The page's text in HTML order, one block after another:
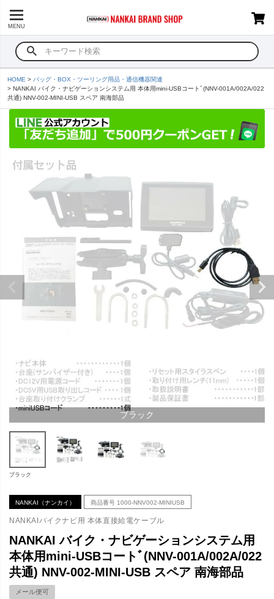
MENU
HOME
バッグ・BOX・ツーリング用品・通信機器関連
NANKAI バイク・ナビゲーションシステム用 本体用mini-USBコートﾞ(NNV-001A/002A/022
共通) NNV-002-MINI-USB スペア 南海部品
ブラック
ブラック
NANKAI（ナンカイ） 商品番号 1000-NNV002-MINIUSB
NANKAIバイクナビ用 本体直接給電ケーブル
NANKAI バイク・ナビゲーションシステム用
本体用mini-USBコートﾞ(NNV-001A/002A/022
共通) NNV-002-MINI-USB スペア 南海部品
メール便可